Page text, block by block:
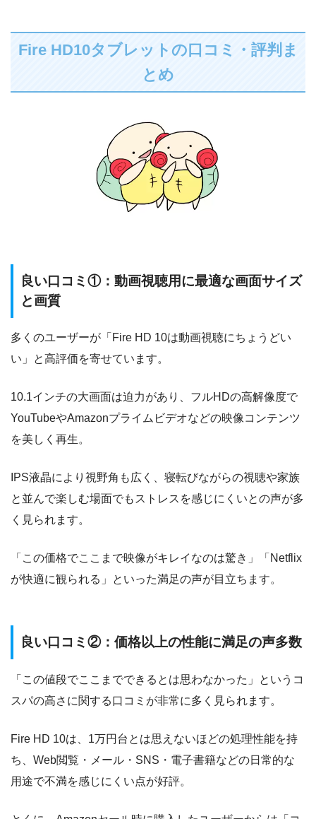
Fire HD10タブレットの口コミ・評判ま
とめ
良い口コミ①：動画視聴用に最適な画面サイズ
と画質
多くのユーザーが「Fire HD 10は動画視聴にちょうどい
い」と高評価を寄せています。
10.1インチの大画面は迫力があり、フルHDの高解像度で
YouTubeやAmazonプライムビデオなどの映像コンテンツ
を美しく再生。
IPS液晶により視野角も広く、寝転びながらの視聴や家族
と並んで楽しむ場面でもストレスを感じにくいとの声が多
く見られます。
「この価格でここまで映像がキレイなのは驚き」「Netflix
が快適に観られる」といった満足の声が目立ちます。
良い口コミ②：価格以上の性能に満足の声多数
「この値段でここまでできるとは思わなかった」というコ
スパの高さに関する口コミが非常に多く見られます。
Fire HD 10は、1万円台とは思えないほどの処理性能を持
ち、Web閲覧・メール・SNS・電子書籍などの日常的な
用途で不満を感じにくい点が好評。